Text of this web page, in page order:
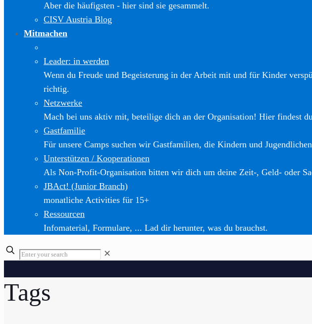
Aber die häufigsten - hier sind sie gesammelt.
CISV Austria Blog
Mitmachen
Leader: in werden
Wenn du Freude und Begeisterung in der Arbeit mit und für Kinder
richtig.
Netzwerke
Mach bei uns aktiv mit, beteilige dich an der Organisation! Hier findest
Gastfamilie
Für unsere Camps suchen wir Gastfamilien, die Kindern und
Unterstützen / Kooperationen
Als Non-Profit-Organisation bitten wir dich um deine Zeit-, Geld- oder
JBAct! (Junior Branch)
monatliche Activities für 15+
Ressourcen
Infomaterial, Formulare, ... Lad dir herunter, was du brauchst.
✕
Tags